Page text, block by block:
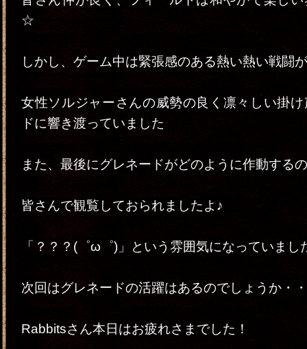
☆
しかし、ゲーム中は緊張感のある熱い熱い戦闘
女性ソルジャーさんの威勢の良く凛々しい掛
ドに響き渡っていました
また、最後にグレネードがどのように作動する
皆さんで観覧しておられましたよ♪
「？？？(゜ω゜)」という雰囲気になっていまし
次回はグレネードの活躍はあるのでしょうか・
Rabbitsさん本日はお疲れさまでした！